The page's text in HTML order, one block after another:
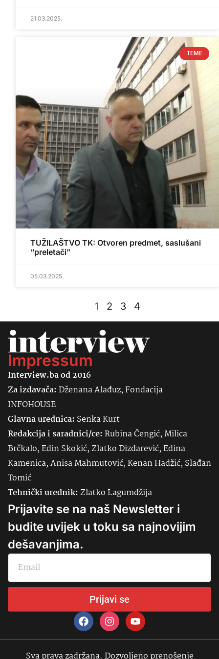
21.03.2025.
TEME
TUŽILAŠTVO TK: Otvoren predmet, saslušani
“preletači”
05.03.2025.
1 2 3 4
Impressum
Interview.ba od 2016
Za izdavača:Dženana Alađuz, Fondacija
INFOHOUSE
Glavna urednica: SenkaKurt
Redakcija i saradnici/ce:Rubina Čengić, Milica
Brčkalo, Edin Skokić, Zlatko Dizdarević, Edina
Kamenica, Anisa Mahmutović, Kenan Hadžić, Slađan
Tomić
Tehnički urednik:Zlatko Lagumdžija
Prijavite se na naš Newsletter i
budite uvijek u toku sa najnovijim
dešavanjima.
Prijavi se